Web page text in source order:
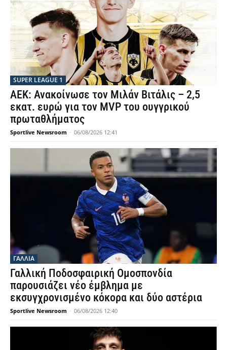
SUPER LEAGUE 1
ΑΕΚ: Ανακοίνωσε τον Μιλάν Βιτάλις – 2,5
εκατ. ευρώ για τον MVP του ουγγρικού
πρωταθλήματος
Sportlive Newsroom - 06/08/2026 12:41
ΓΑΛΛΙΑ
Γαλλική Ποδοσφαιρική Ομοσπονδία
παρουσιάζει νέο έμβλημα με
εκσυγχρονισμένο κόκορα και δύο αστέρια
Sportlive Newsroom - 06/08/2026 12:40